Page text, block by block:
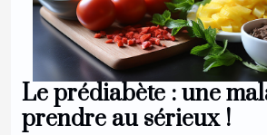
Le prédiabète : une
prendre au sérieux !